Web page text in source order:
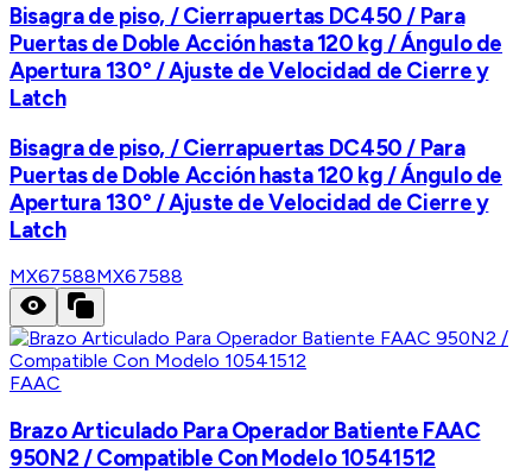
Bisagra de piso, / Cierrapuertas DC450 / Para
Puertas de Doble Acción hasta 120 kg / Ángulo de
Apertura 130° / Ajuste de Velocidad de Cierre y
Latch
Bisagra de piso, / Cierrapuertas DC450 / Para
Puertas de Doble Acción hasta 120 kg / Ángulo de
Apertura 130° / Ajuste de Velocidad de Cierre y
Latch
MX67588MX67588
FAAC
Brazo Articulado Para Operador Batiente FAAC
950N2 / Compatible Con Modelo 10541512